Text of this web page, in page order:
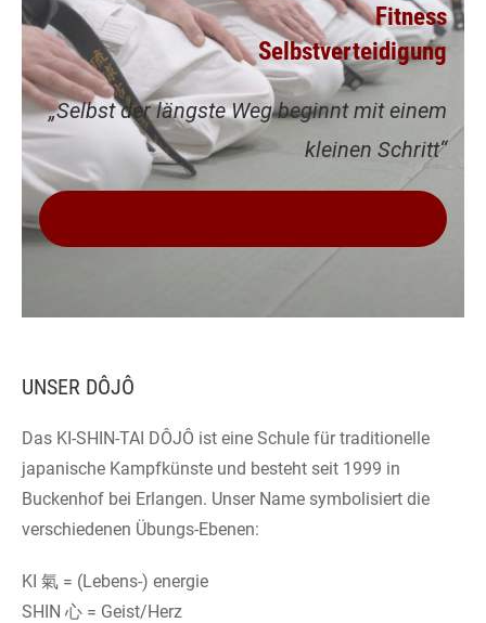
Fitness
Selbstverteidigung
„Selbst der längste Weg beginnt mit einem
kleinen Schritt“
UNSER DÔJÔ
Das KI-SHIN-TAI DÔJÔ ist eine Schule für traditionelle
japanische Kampfkünste und besteht seit 1999 in
Buckenhof bei Erlangen. Unser Name symbolisiert die
verschiedenen Übungs-Ebenen:
KI 氣 = (Lebens-) energie
SHIN 心 = Geist/Herz